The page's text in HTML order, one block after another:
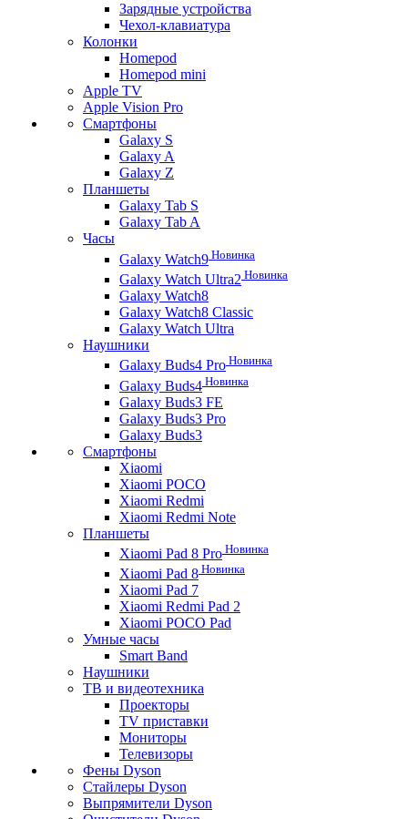
Зарядные устройства
Чехол-клавиатура
Колонки
Homepod
Homepod mini
Apple TV
Apple Vision Pro
Смартфоны
Galaxy S
Galaxy A
Galaxy Z
Планшеты
Galaxy Tab S
Galaxy Tab A
Часы
Galaxy Watch9 Новинка
Galaxy Watch Ultra2 Новинка
Galaxy Watch8
Galaxy Watch8 Classic
Galaxy Watch Ultra
Наушники
Galaxy Buds4 Pro Новинка
Galaxy Buds4 Новинка
Galaxy Buds3 FE
Galaxy Buds3 Pro
Galaxy Buds3
Смартфоны
Xiaomi
Xiaomi POCO
Xiaomi Redmi
Xiaomi Redmi Note
Планшеты
Xiaomi Pad 8 Pro Новинка
Xiaomi Pad 8 Новинка
Xiaomi Pad 7
Xiaomi Redmi Pad 2
Xiaomi POCO Pad
Умные часы
Smart Band
Наушники
ТВ и видеотехника
Проекторы
TV приставки
Мониторы
Телевизоры
Фены Dyson
Стайлеры Dyson
Выпрямители Dyson